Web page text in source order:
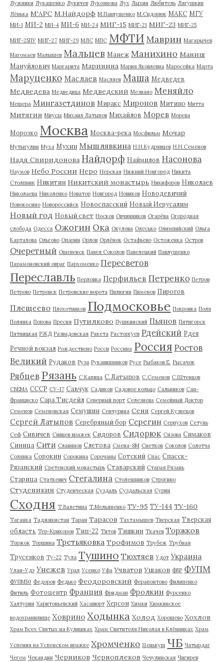
Лужники Лукашенко Лукичев Лукоянова Лух Лыхин Любитель Лягушкин
Лёнька М'АРС М.Найдорф М.Павлушенко М.Сидорюк МАКС МГУ
МИ-1 МИ-2 МИ-4 МИ-6 МИ-24 МИГ-15 МИГ-21 МИГ-23 МИГ-25
МИГ-25ПУ МИГ-27 МИГ-29 МЛС МПС МФТИ Маврин Магарычев
Магомаев Малышев Мальцев Манеж Манихино Маниш
Мануйлович Маргарита Маринина Мария Яковлевна Маросейка Марта
Маруценко Маслаев Масляев Маша Медведев
Медведева Медведица Медведский Мезиано Меняйло
Мещера Мингазетдинов Миракс Миронов Митино Митта
Митягин Миусы Михаил Латыпов Михайлов Морев Морева
Морозко Москва Москва-река Мосфильм Мочар
Мутыгулин Муха Мухин Мышлявкина Н.Н.Кудрявцев Н.Н.Семенов
Надя Спиридонова Найдорф Наймилов Насонова
Наумов Небо России Неро Нерская Нижний Новгород Никита
Столпник Никитин Никитский монастырь Никифоров Николаев
Николаева Николенко Новатор Новгород Новиков Новодевичий
Новокосино Новороссийск Новоспасский Новый Иерусалим
Новый год Новый свет Носков Овчинников Огарёва Огородная
слобода Одесса Ожогин Ока Окулова Олесько Олимпийский Ольга
Карталова Ольгово Опарин Орлов Орлёнок Остафьево Остоженка Остров
Очеретный Ошевенск Павел Соколов Павелецкий Павлушенко
Парамоновский овраг Пархоменко Пересветов
Переславль Перловка Перфильев Петренко Петров
Петрово Петровск Петровские ворота Пилюгин Пименов Пирогов
Плещеево Плохотников Подмосковье Покровка Поля
Полянка Попова Пресня Путилково Пушкинский Пьянов Пятигорск
Пятницкая РЖД Развадовская Ракета Расторгуев Рдейский Рдея
Речной вокзал Рождествено Росси Россина Россия Ростов
Великий Рудаков Руза Рукавишников Русе Рыбаков Е. Рысачок
Рябцев Рязань С.Капица С.Латыпов С.Семенов С.Штенцов
СВЕМА СССР СУ-17 Савчук Садиков Садовое кольцо Сальников Сан-
Франциско Сара Тисдейл Северный порт Селезнева Семейный Доктор
Семенов Семеновская Семушин Сенчурина Сеня Сергей Кузнецов
Сергей Латыпов Серебряный бор Серегин Серпухов Сетунь
Сеф Сивичев Сивцев вражек Сидоров Сидорюк Сизова Симаков
Синица Сити Славянов Слетова Смена-8М Снетков Соколов Солотча
Солянка Сорокин Сорокина Сорочаны Сотский Спас Спасск-
Рязанский Сретенский монастырь Ставарский Старая Рязань
Старица Статкевич Стегалина Столешников Строгино
Студеникин Студенческая Суздаль Суздальская Сурин
Сходня Т.Валетина Т.Мельяненко ТУ-95 ТУ-144 ТУ-160
Таганка Таджикистан Таран Тарасов Тахтамышев Тверская Тверская
область Тер-Крикоров Тип-22 Титов Тишкин Ткачев Торжков
Торжок Торшина Третьяковка Трофимов Трубеж Трубная
Трусенков Ту-22 Тула Тушино Тюхтяев Удот Украина
Улан-Удэ Унежев Урал Усенко Уфа Учватов Ушаков ФВР ФУПМ
ФУПМ50 Федоров Федько Феодоровский Ферапонтово Филипенко
Фитиль Фотоцентр Франция Фридман Фролкин Фурсенко
Халтурин Харитоньевский Хасавюрт Херсон Химки Химкинское
водохранилище Ховрино Ходынка Холод Хорошево Хохлов
Храм Всех Святых на Кулишках Храм Святителя Николая в Клённиках Храм
Успения на Успенском вражке Хромченко Ценькуш ЧБ Чатырдаг
Чегем Чекандин Черников Черноплеков Чечулинская Чигирев